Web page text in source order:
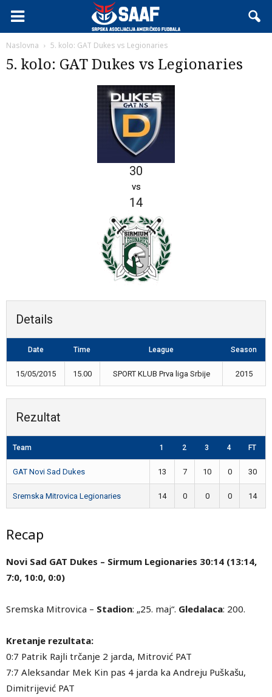
Naslovna 5. kolo: GAT Dukes vs Legionaries
5. kolo: GAT Dukes vs Legionaries
30
vs
14
Details
Date Time League Season
15/05/2015 15.00 SPORT KLUB Prva liga Srbije 2015
Rezultat
Team 1 2 3 4 FT
GAT Novi Sad Dukes 13 7 10 0 30
Sremska Mitrovica Legionaries 14 0 0 0 14
Recap
Novi Sad GAT Dukes – Sirmum Legionaries 30:14 (13:14,
7:0, 10:0, 0:0)
Sremska Mitrovica – Stadion: „25. maj“. Gledalaca: 200.
Kretanje rezultata:
0:7 Patrik Rajli trčanje 2 jarda, Mitrović PAT
7:7 Aleksandar Mek Kin pas 4 jarda ka Andreju Puškašu,
Dimitrijević PAT